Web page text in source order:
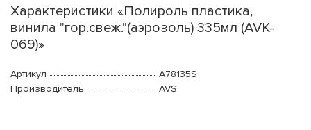
Характеристики «Полироль пластика,
винила "гор.свеж."(аэрозоль) 335мл (AVK-
069)»
Артикул
A78135S
Производитель
AVS